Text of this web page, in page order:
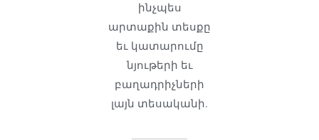
ինչպես
արտաքին տեսքը
եւ կատարումը
նյութերի եւ
բաղադրիչների
լայն տեսականի.